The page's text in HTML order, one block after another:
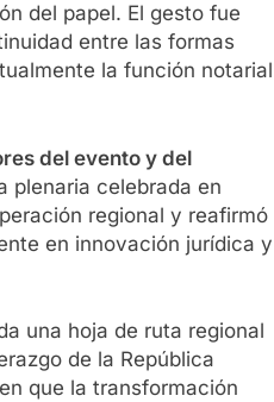
del papel. El gesto fue
entre las formas
la función notarial
del evento y del
plenaria celebrada en
regional y reafirmó
en innovación jurídica y
una hoja de ruta regional
de la República
que la transformación